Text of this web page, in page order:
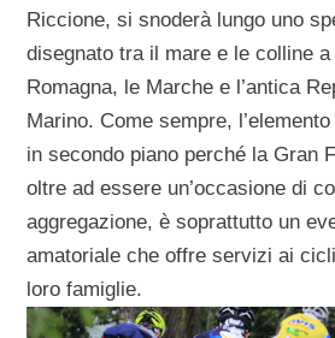
Riccione, si snoderà lungo uno
disegnato tra il mare e le colline
Romagna, le Marche e l’antica
Marino. Come sempre,
in secondo piano perché la Gran
oltre ad essere un’occasione di
aggregazione, è soprattutto un
amatoriale che offre servizi ai
loro famiglie.